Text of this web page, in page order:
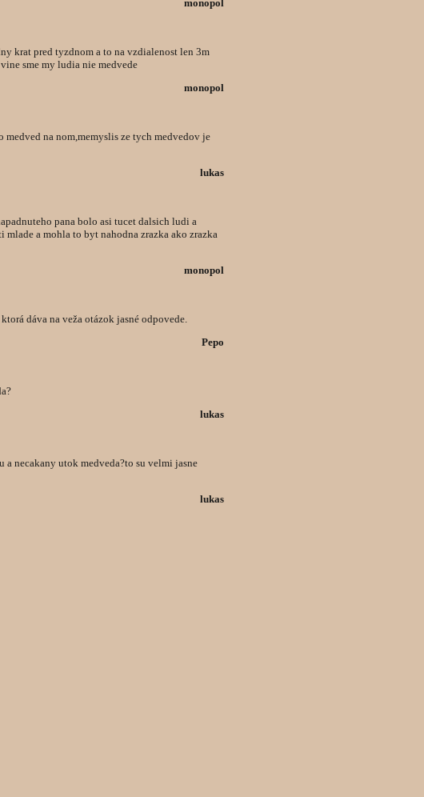
monopol
krat pred tyzdnom a to na vzdialenost len 3m
sme my ludia nie medvede
monopol
medved na nom,memyslis ze tych medvedov je
lukas
pana bolo asi tucet dalsich ludi a
a mohla to byt nahodna zrazka ako zrazka
monopol
dáva na veža otázok jasné odpovede.
Pepo
lukas
necakany utok medveda?to su velmi jasne
lukas